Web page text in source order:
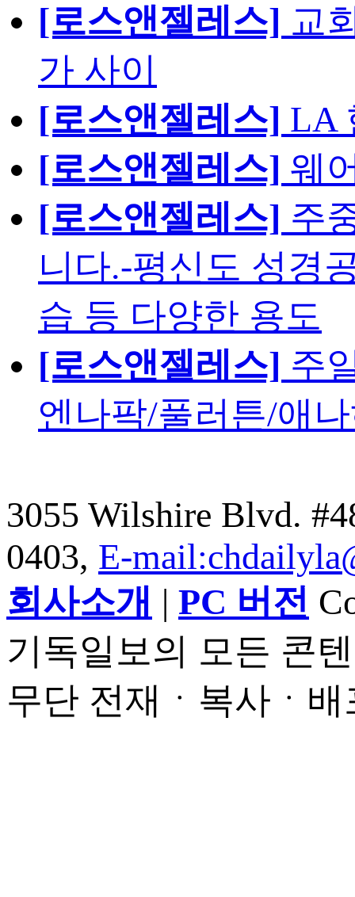
[로스앤젤레스] 교
가 사이
[로스앤젤레스] LA
[로스앤젤레스] 웨
[로스앤젤레스] 주
니다.-평신도 성경
습 등 다양한 용도
[로스앤젤레스] 주
엔나팍/풀러튼/애
3055 Wilshire Blvd.
0403, E-
회사소개 | PC 버전
기독일보의 모든 콘
무단 전재ㆍ복사ㆍ